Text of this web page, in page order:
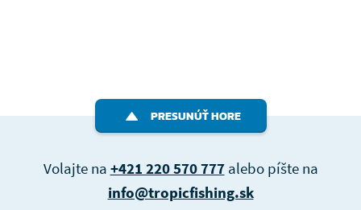
PRESUNÚŤ HORE
Volajte na +421 220 570 777alebo píšte na
info@tropicfishing.sk